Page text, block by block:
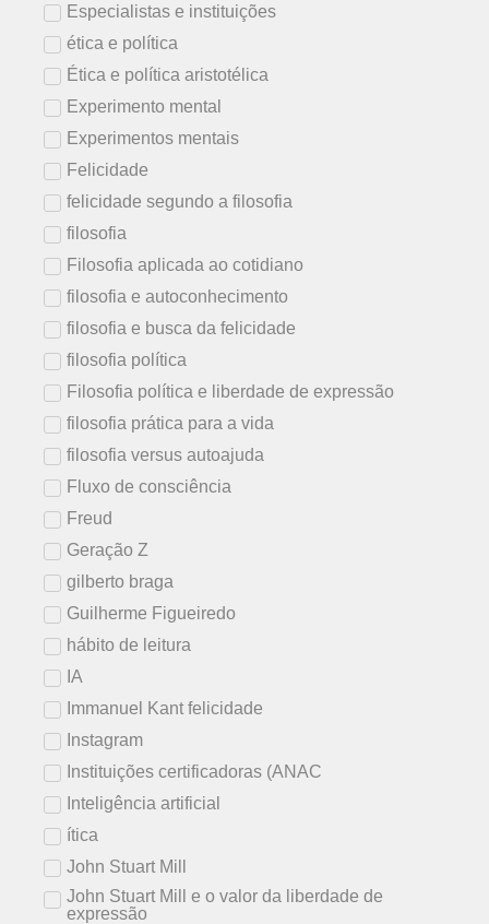
Especialistas e instituições
ética e política
Ética e política aristotélica
Experimento mental
Experimentos mentais
Felicidade
felicidade segundo a filosofia
filosofia
Filosofia aplicada ao cotidiano
filosofia e autoconhecimento
filosofia e busca da felicidade
filosofia política
Filosofia política e liberdade de expressão
filosofia prática para a vida
filosofia versus autoajuda
Fluxo de consciência
Freud
Geração Z
gilberto braga
Guilherme Figueiredo
hábito de leitura
IA
Immanuel Kant felicidade
Instagram
Instituições certificadoras (ANAC
Inteligência artificial
ítica
John Stuart Mill
John Stuart Mill e o valor da liberdade de
expressão